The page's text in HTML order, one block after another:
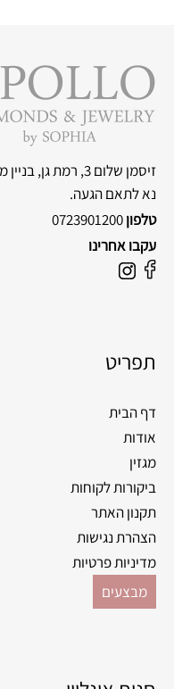
זיסמן שלום 3, רמת גן, בניין מכבי
נא לתאם הגעה.
טלפון0723901200
עקבו אחרינו
F
b
o
k
I
a
r
a
m
תפריט
דף הבית
אודות
מגזין
ביקורות לקוחות
תקנון האתר
הצהרת נגישות
מדיניות פרטיות
מבצעים